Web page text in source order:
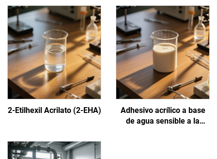
2-Etilhexil Acrilato (2-EHA)
Adhesivo acrílico a base
de agua sensible a la